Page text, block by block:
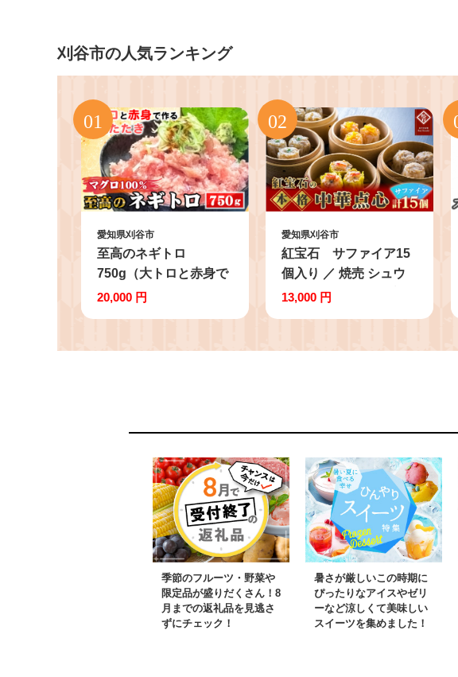
刈谷市の人気ランキング
愛知県刈谷市
至高のネギトロ
750g（大トロと赤身で
作る無添加たたき）マ
物油脂不使用 手刻み 粗
どもに安心 本物志向 海
20,000 円
愛知県刈谷市
紅宝石 サファイア15
個入り ／ 焼売 シュウ
マイ 詰め合わせ 点心
湾シェフ 食べ比べ 家庭
13,000 円
季節のフルーツ・野菜や
限定品が盛りだくさん！8
月までの返礼品を見逃さ
ずにチェック！
暑さが厳しいこの時期に
ぴったりなアイスやゼリ
ーなど涼しくて美味しい
スイーツを集めました！